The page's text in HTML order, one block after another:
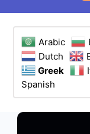
Arabic
Dutch
Greek
Spanish